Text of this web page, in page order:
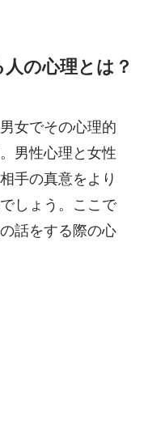
人の心理とは？
女でその心理的
男性心理と女性
手の真意をより
しょう。ここで
話をする際の心